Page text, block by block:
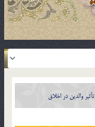
تأثير والدين در اخلاق